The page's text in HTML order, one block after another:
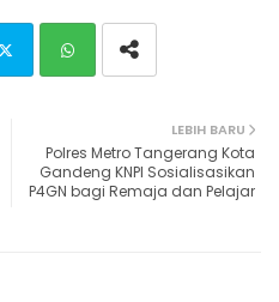
ats
LEBIH BARU
Polres Metro Tangerang Kota
Gandeng KNPI Sosialisasikan
P4GN bagi Remaja dan Pelajar